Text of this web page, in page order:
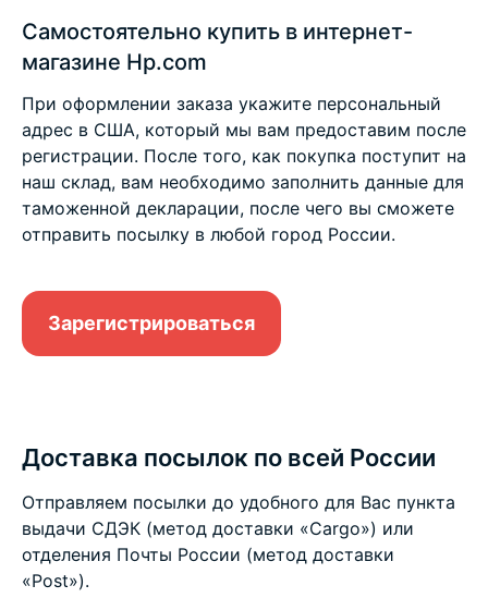
Самостоятельно купить в интернет-
магазине Hp.com
При оформлении заказа укажите персональный
адрес в США, который мы вам предоставим после
регистрации. После того, как покупка поступит на
наш склад, вам необходимо заполнить данные для
таможенной декларации, после чего вы сможете
отправить посылку в любой город России.
Зарегистрироваться
Доставка посылок по всей России
Отправляем посылки до удобного для Вас пункта
выдачи СДЭК (метод доставки «Cargo») или
отделения Почты России (метод доставки
«Post»).